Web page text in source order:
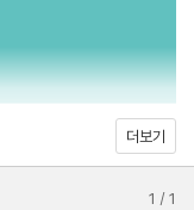
심하라
더보기
1 /1